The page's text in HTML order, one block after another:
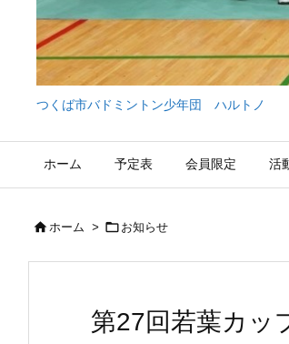
つくば市バドミントン少年団 ハルトノ
ホーム 予定表 会員限定 活
 ホーム >  お知らせ
第27回若葉カッ